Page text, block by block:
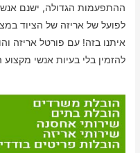
ההתפעמות הגדולה, ישנם
לפועל של אריזה של הציוד
איתנו בזה! עם פורטל אריזה
להזמין בלי בעיות אנשי